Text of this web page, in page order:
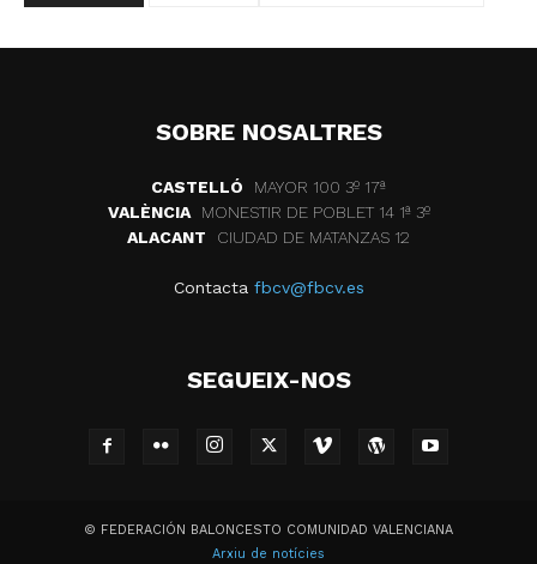
SOBRE NOSALTRES
CASTELLÓ
MAYOR 100 3º 17ª
VALÈNCIA
MONESTIR DE POBLET 14 1ª 3º
ALACANT
CIUDAD DE MATANZAS 12
Contacta fbcv@fbcv.es
SEGUEIX-NOS
© FEDERACIÓN BALONCESTO COMUNIDAD VALENCIANA
Arxiu de notícies